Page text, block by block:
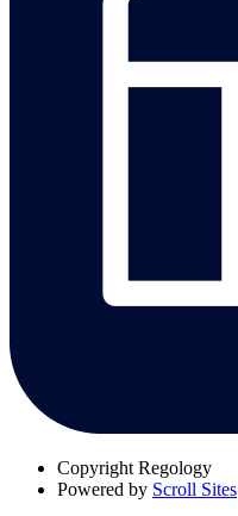
Copyright Regology
Powered by Scroll Sites